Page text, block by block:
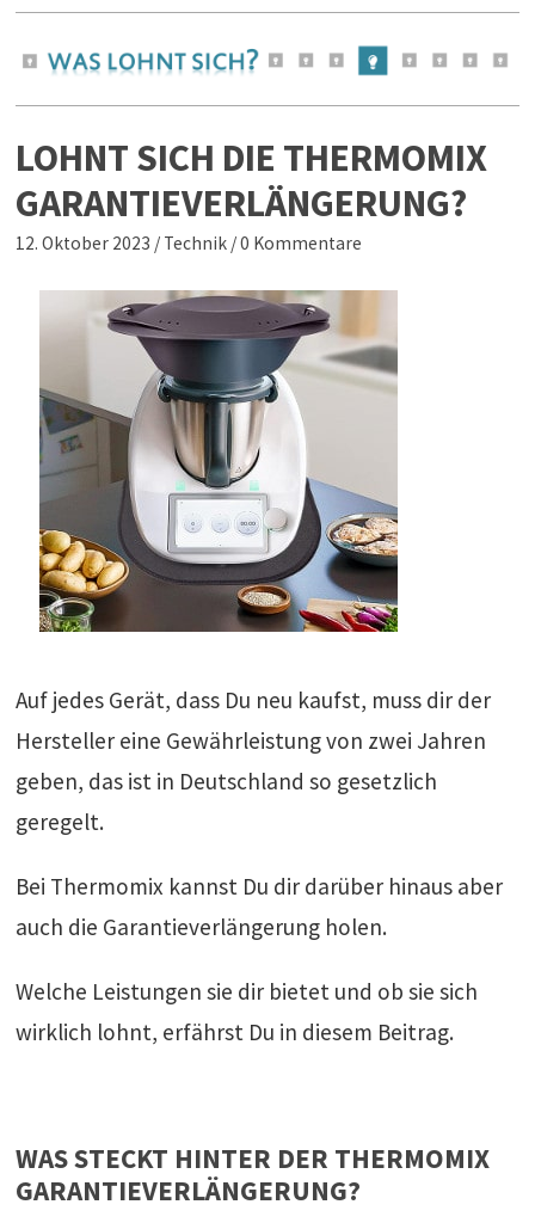
LOHNT SICH DIE THERMOMIX
GARANTIEVERLÄNGERUNG?
12. Oktober 2023 / Technik /0 Kommentare
Auf jedes Gerät, dass Du neu kaufst, muss dir der
Hersteller eine Gewährleistung von zwei Jahren
geben, das ist in Deutschland so gesetzlich
geregelt.
Bei Thermomix kannst Du dir darüber hinaus aber
auch die Garantieverlängerung holen.
Welche Leistungen sie dir bietet und ob sie sich
wirklich lohnt, erfährst Du in diesem Beitrag.
WAS STECKT HINTER DER THERMOMIX
GARANTIEVERLÄNGERUNG?